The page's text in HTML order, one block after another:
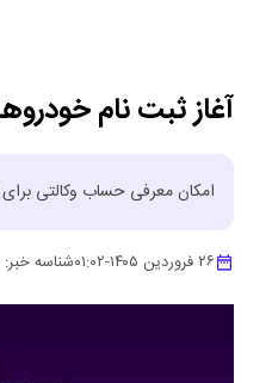
آغاز ثبت نام
امکان معرفی حساب وکالتی
۲۶ فروردین ۱۴۰۵ -۰۱:۰۲شناسه خبر: